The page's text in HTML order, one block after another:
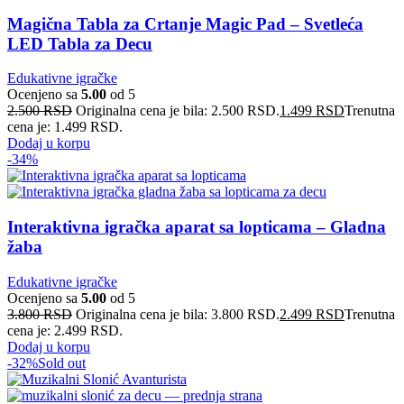
Magična Tabla za Crtanje Magic Pad – Svetleća
LED Tabla za Decu
Edukativne igračke
Ocenjeno sa 5.00 od 5
2.500RSD Originalna cena je bila: 2.500 RSD.1.499 RSDTrenutna
cena je: 1.499 RSD.
Dodaj u korpu
-34%
Interaktivna igračka aparat sa lopticama – Gladna
žaba
Edukativne igračke
Ocenjeno sa 5.00 od 5
3.800RSD Originalna cena je bila: 3.800 RSD.2.499 RSDTrenutna
cena je: 2.499 RSD.
Dodaj u korpu
-32%Sold out